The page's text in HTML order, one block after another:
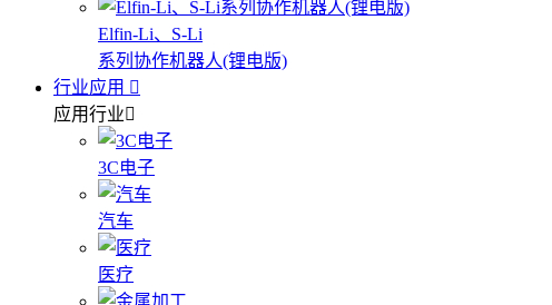
Elfin-Li、S-Li
系列协作机器人(锂电版)
行业应用
应用行业
3C电子
汽车
医疗